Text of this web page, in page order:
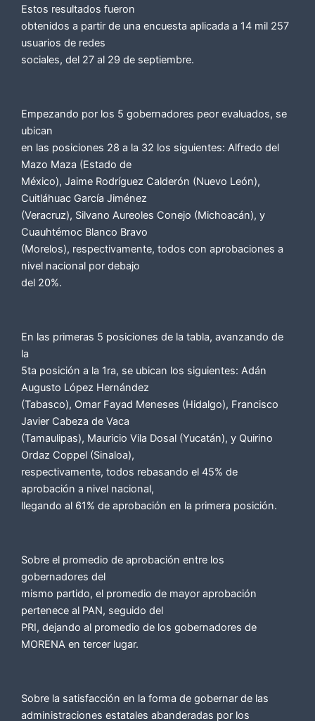
Estos resultados fueron
obtenidos a partir de una encuesta aplicada a 14 mil 257
usuarios de redes
sociales, del 27 al 29 de septiembre.
Empezando por los 5 gobernadores peor evaluados, se
ubican
en las posiciones 28 a la 32 los siguientes: Alfredo del
Mazo Maza (Estado de
México), Jaime Rodríguez Calderón (Nuevo León),
Cuitláhuac García Jiménez
(Veracruz), Silvano Aureoles Conejo (Michoacán), y
Cuauhtémoc Blanco Bravo
(Morelos), respectivamente, todos con aprobaciones a
nivel nacional por debajo
del 20%.
En las primeras 5 posiciones de la tabla, avanzando de
la
5ta posición a la 1ra, se ubican los siguientes: Adán
Augusto López Hernández
(Tabasco), Omar Fayad Meneses (Hidalgo), Francisco
Javier Cabeza de Vaca
(Tamaulipas), Mauricio Vila Dosal (Yucatán), y Quirino
Ordaz Coppel (Sinaloa),
respectivamente, todos rebasando el 45% de
aprobación a nivel nacional,
llegando al 61% de aprobación en la primera posición.
Sobre el promedio de aprobación entre los
gobernadores del
mismo partido, el promedio de mayor aprobación
pertenece al PAN, seguido del
PRI, dejando al promedio de los gobernadores de
MORENA en tercer lugar.
Sobre la satisfacción en la forma de gobernar de las
administraciones estatales abanderadas por los